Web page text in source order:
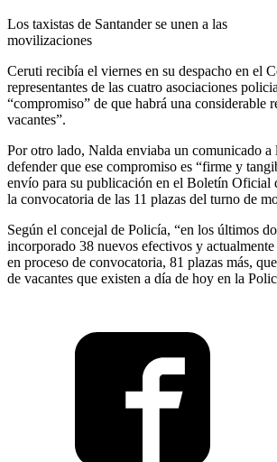
Los taxistas de Santander se unen a las
movilizaciones
Ceruti recibía el viernes en su despacho en el
representantes de las cuatro asociaciones
“compromiso” de que habrá una considerable
vacantes”.
Por otro lado, Nalda enviaba un comunicado a
defender que ese compromiso es “firme y
envío para su publicación en el Boletín Oficial
la convocatoria de las 11 plazas del turno de
Según el concejal de Policía, “en los últimos
incorporado 38 nuevos efectivos y
en proceso de convocatoria, 81 plazas más,
de vacantes que existen a día de hoy en la